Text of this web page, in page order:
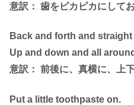
意訳： 歯をピカピカにして
Back and forth and
Up and down and all
意訳： 前後に、真横に、上
Put a little toothpaste on.